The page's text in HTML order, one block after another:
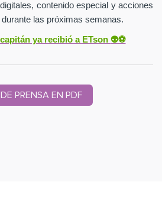
contenido especial y acciones
durante las próximas semanas.
capitán ya recibió a ETson 👽⚽️
PRENSA EN PDF